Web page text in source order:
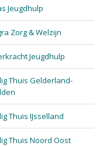
Jeugdhulp
Zorg & Welzijn
Jeugdhulp
Thuis Gelderland-
Thuis IJsselland
Thuis Noord Oost